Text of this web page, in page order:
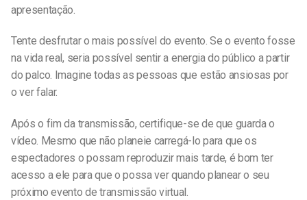
apresentação.
Tente desfrutar o mais possível do evento. Se o evento fosse
na vida real, seria possível sentir a energia do público a partir
do palco. Imagine todas as pessoas que estão ansiosas por
o ver falar.
Após o fim da transmissão, certifique-se de que guarda o
vídeo. Mesmo que não planeie carregá-lo para que os
espectadores o possam reproduzir mais tarde, é bom ter
acesso a ele para que o possa ver quando planear o seu
próximo evento de transmissão virtual.